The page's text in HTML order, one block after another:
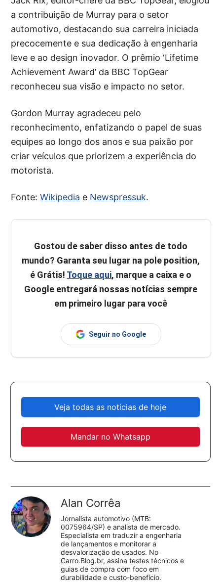
a contribuição de Murray para o setor
automotivo, destacando sua carreira iniciada
precocemente e sua dedicação à engenharia
leve e ao design inovador. O prêmio ‘Lifetime
Achievement Award’ da BBC TopGear
reconheceu sua visão e impacto no setor.
Gordon Murray agradeceu pelo
reconhecimento, enfatizando o papel de suas
equipes ao longo dos anos e sua paixão por
criar veículos que priorizem a experiência do
motorista.
Fonte:Wikipedia e Newspressuk.
Gostou de saber disso antes de todo
mundo? Garanta seu lugar na pole position,
é Grátis! Toque aqui, marque a caixa e o
Google entregará nossas notícias sempre
em primeiro lugar para você
Seguir no Google
Veja todas as notícias de hoje
Mandar no Whatsapp
Alan Corrêa
Jornalista automotivo (MTB:
0075964/SP) e analista de mercado.
Especialista em traduzir a engenharia
de lançamentos e monitorar a
desvalorização de usados. No
Carro.Blog.br, assina testes técnicos e
guias de compra com foco em
durabilidade e custo-benefício.